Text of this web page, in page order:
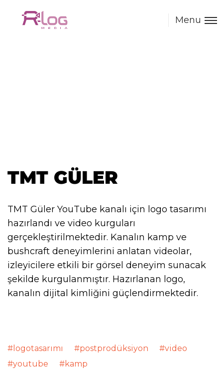
Menu
TMT GÜLER
TMT Güler YouTube kanalı için logo tasarımı
hazırlandı ve video kurguları
gerçekleştirilmektedir. Kanalın kamp ve
bushcraft deneyimlerini anlatan videolar,
izleyicilere etkili bir görsel deneyim sunacak
şekilde kurgulanmıştır. Hazırlanan logo,
kanalın dijital kimliğini güçlendirmektedir.
#logotasarımı #postprodüksiyon #video
#youtube #kamp